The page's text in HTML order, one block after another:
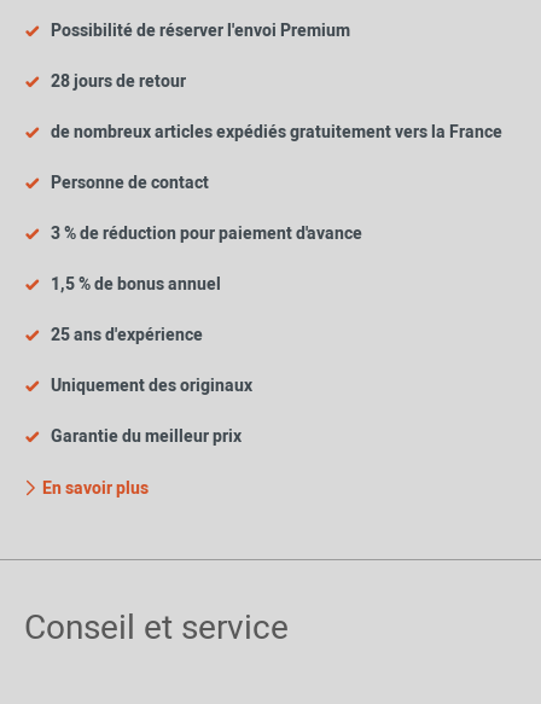
Possibilité de réserver l'envoi Premium
28 jours de retour
de nombreux articles expédiés gratuitement vers la France
Personne de contact
3 % de réduction pour paiement d'avance
1,5 % de bonus annuel
25 ans d'expérience
Uniquement des originaux
Garantie du meilleur prix
En savoir plus
Conseil et service